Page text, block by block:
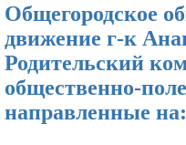
Общегородское
движение г-к
Родительский
общественно-
направленные на: